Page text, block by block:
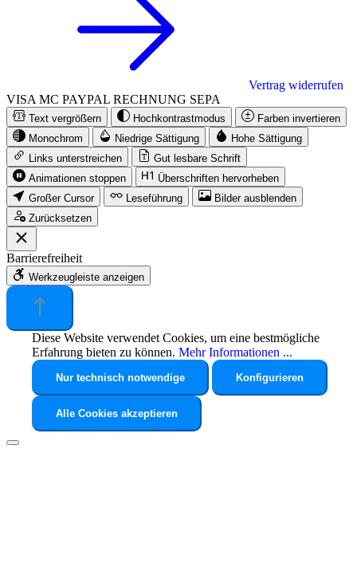
Vertrag widerrufen
VISA MC PAYPAL RECHNUNG SEPA
Text vergrößern Hochkontrastmodus
Farben invertieren
Monochrom
Niedrige Sättigung
Hohe Sättigung
Links unterstreichen
Gut lesbare Schrift
Animationen stoppen
Überschriften hervorheben
Großer Cursor
Leseführung
Bilder ausblenden
Zurücksetzen
Barrierefreiheit
Werkzeugleiste anzeigen
Diese Website verwendet Cookies, um eine bestmögliche
Erfahrung bieten zu können. Mehr Informationen ...
Nur technisch notwendige Konfigurieren
Alle Cookies akzeptieren